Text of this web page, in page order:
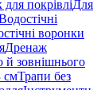
покрівліДля
воронки
Дренаж
й зовнішнього
смТрапи без